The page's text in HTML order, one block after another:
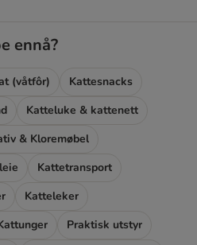
ennå?
(våtfôr)
Kattesnacks
Katteluke & kattenett
& Kloremøbel
Kattetransport
Katteleker
Praktisk utstyr